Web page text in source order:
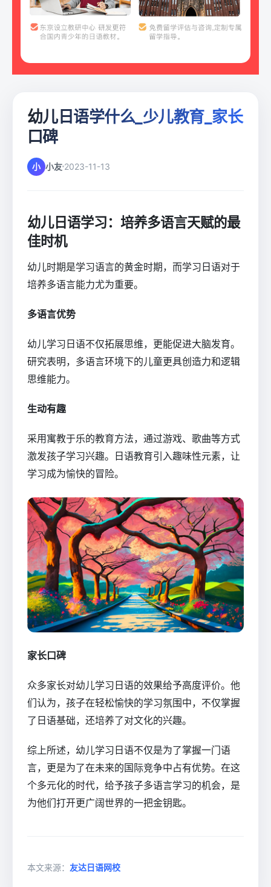
幼儿日语学什么_少儿教育_家长
口碑
小 小友 2023-11-13
幼儿日语学习：培养多语言天赋的最
佳时机
幼儿时期是学习语言的黄金时期，而学习日语对于
培养多语言能力尤为重要。
多语言优势
幼儿学习日语不仅拓展思维，更能促进大脑发育。
研究表明，多语言环境下的儿童更具创造力和逻辑
思维能力。
生动有趣
采用寓教于乐的教育方法，通过游戏、歌曲等方式
激发孩子学习兴趣。日语教育引入趣味性元素，让
学习成为愉快的冒险。
家长口碑
众多家长对幼儿学习日语的效果给予高度评价。他
们认为，孩子在轻松愉快的学习氛围中，不仅掌握
了日语基础，还培养了对文化的兴趣。
综上所述，幼儿学习日语不仅是为了掌握一门语
言，更是为了在未来的国际竞争中占有优势。在这
个多元化的时代，给予孩子多语言学习的机会，是
为他们打开更广阔世界的一把金钥匙。
本文来源： 友达日语网校